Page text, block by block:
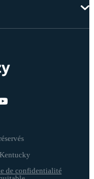
de confidentialité